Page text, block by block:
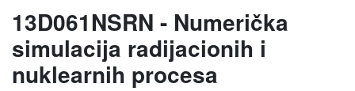
13D061NSRN - Numerička
simulacija radijacionih i
nuklearnih procesa